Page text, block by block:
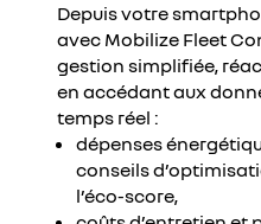
Depuis votre
avec Mobilize Fleet
gestion simplifiée,
en accédant aux
temps réel :
dépenses
conseils
l’éco-score,